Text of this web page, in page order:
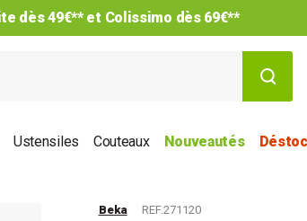
Ustensiles Couteaux Nouveautés
Beka REF.271120